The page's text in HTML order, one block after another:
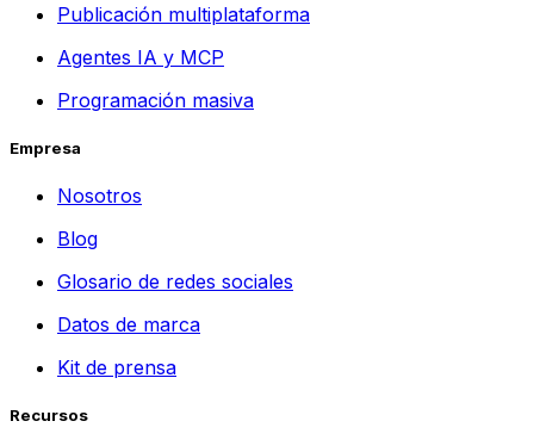
Publicación multiplataforma
Agentes IA y MCP
Programación masiva
Empresa
Nosotros
Blog
Glosario de redes sociales
Datos de marca
Kit de prensa
Recursos